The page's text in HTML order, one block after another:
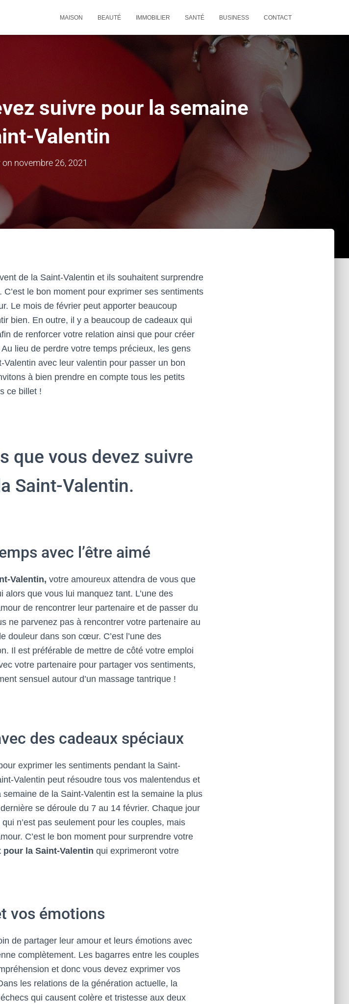
MAISON BEAUTÉ IMMOBILIER SANTÉ BUSINESS CONTACT
suivre pour la semaine
Valentin
on novembre 26, 2021
de la Saint-Valentin et ils souhaitent surprendre
le bon moment pour exprimer ses sentiments
Le mois de février peut apporter beaucoup
bien. En outre, il y a beaucoup de cadeaux qui
de renforcer votre relation ainsi que pour créer
lieu de perdre votre temps précieux, les gens
avec leur valentin pour passer un bon
à bien prendre en compte tous les petits
ce billet !
que vous devez suivre
Saint-Valentin.
avec l’être aimé
Valentin, votre amoureux attendra de vous que
que vous lui manquez tant. L’une des
de rencontrer leur partenaire et de passer du
ne parvenez pas à rencontrer votre partenaire au
douleur dans son cœur. C’est l’une des
Il est préférable de mettre de côté votre emploi
votre partenaire pour partager vos sentiments,
sensuel autour d’un massage tantrique !
des cadeaux spéciaux
exprimer les sentiments pendant la Saint-
Valentin peut résoudre tous vos malentendus et
de la Saint-Valentin est la semaine la plus
se déroule du 7 au 14 février. Chaque jour
n’est pas seulement pour les couples, mais
C’est le bon moment pour surprendre votre
la Saint-Valentin qui exprimeront votre
vos émotions
de partager leur amour et leurs émotions avec
complètement. Les bagarres entre les couples
et donc vous devez exprimer vos
les relations de la génération actuelle, la
qui causent colère et tristesse aux deux